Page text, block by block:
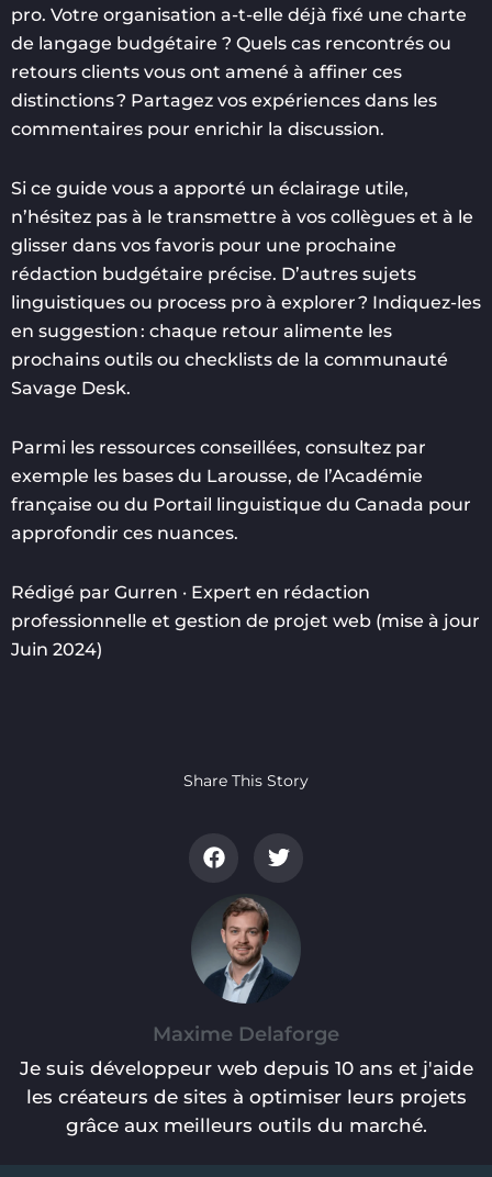
pro. Votre organisation a-t-elle déjà fixé une charte
de langage budgétaire ? Quels cas rencontrés ou
retours clients vous ont amené à affiner ces
distinctions ? Partagez vos expériences dans les
commentaires pour enrichir la discussion.
Si ce guide vous a apporté un éclairage utile,
n’hésitez pas à le transmettre à vos collègues et à le
glisser dans vos favoris pour une prochaine
rédaction budgétaire précise. D’autres sujets
linguistiques ou process pro à explorer ? Indiquez-les
en suggestion : chaque retour alimente les
prochains outils ou checklists de la communauté
Savage Desk.
Parmi les ressources conseillées, consultez par
exemple les bases du Larousse, de l’Académie
française ou du Portail linguistique du Canada pour
approfondir ces nuances.
Rédigé par Gurren · Expert en rédaction
professionnelle et gestion de projet web (mise à jour
Juin 2024)
Share This Story
Maxime Delaforge
Je suis développeur web depuis 10 ans et j'aide
les créateurs de sites à optimiser leurs projets
grâce aux meilleurs outils du marché.